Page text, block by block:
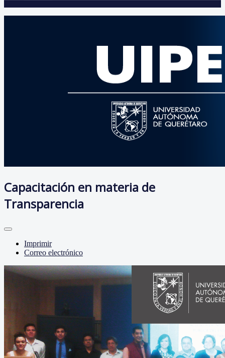
Capacitación en materia de
Transparencia
Imprimir
Correo electrónico